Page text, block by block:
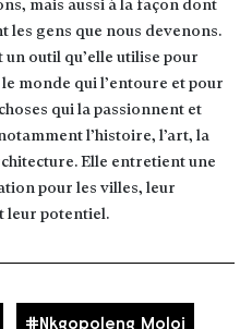
mais aussi à la façon dont
les gens que nous devenons.
un outil qu’elle utilise pour
monde qui l’entoure et pour
qui la passionnent et
l’histoire, l’art, la
Elle entretient une
pour les villes, leur
leur potentiel.
Nkgopoleng Moloi